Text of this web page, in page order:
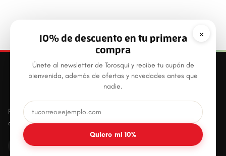
×
10% de descuento en tu primera
compra
Únete al newsletter de Torosqui y recibe tu cupón de
bienvenida, además de ofertas y novedades antes que
nadie.
Quiero mi 10%
Productos plásticos innovadores, prácticos y
duraderos para el hogar mexicano.